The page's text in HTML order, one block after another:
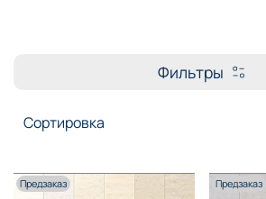
Фильтры
Предзаказ Предзаказ